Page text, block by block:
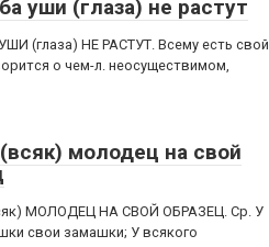
уши (глаза) не растут
(глаза) НЕ РАСТУТ. Всему есть свой
о чем-л. неосуществимом,
молодец на свой
МОЛОДЕЦ НА СВОЙ ОБРАЗЕЦ. Ср. У
свои замашки; У всякого